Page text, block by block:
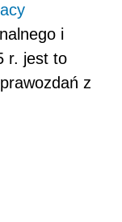
i
r. jest to
z